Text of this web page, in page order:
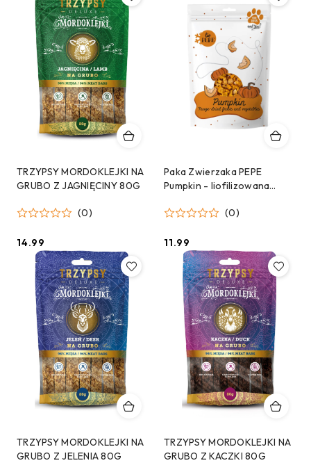
TRZYPSY MORDOKLEJKI NA
GRUBO Z JAGNIĘCINY 80G
(0)
Cena:
14.99
Paka Zwierzaka PEPE
Pumpkin - liofilizowana
(0)
Cena:
11.99
TRZYPSY MORDOKLEJKI NA
GRUBO Z JELENIA 80G
TRZYPSY MORDOKLEJKI NA
GRUBO Z KACZKI 80G